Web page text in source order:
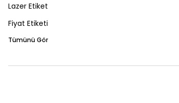
Lazer Etiket
Fiyat Etiketi
Tümünü Gör